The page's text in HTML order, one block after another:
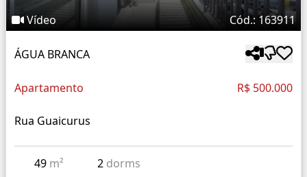
Vídeo Cód.: 163911
ÁGUA BRANCA
Apartamento R$ 500.000
Rua Guaicurus
49 m² 2 dorms